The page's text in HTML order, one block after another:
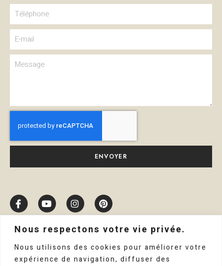
Nous respectons votre vie privée.
Nous utilisons des cookies pour améliorer votre
expérience de navigation, diffuser des
ENVOYER